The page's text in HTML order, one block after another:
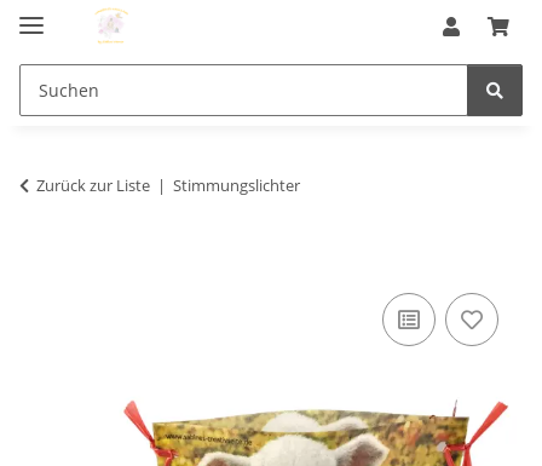
Zurück zur Liste Stimmungslichter